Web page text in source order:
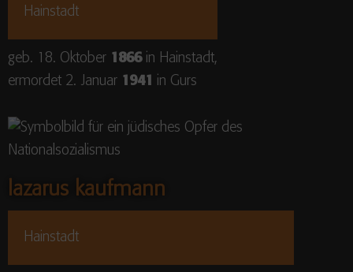
Hainstadt
geb. 18. Oktober 1866in Hainstadt,
ermordet 2. Januar 1941 in Gurs
lazarus kaufmann
Hainstadt